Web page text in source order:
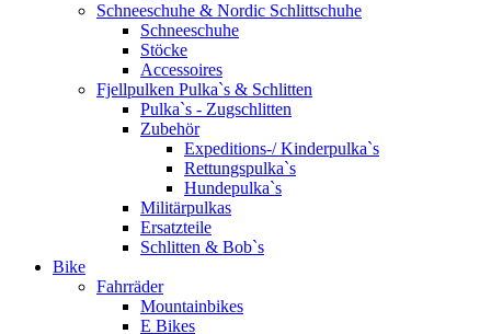
Schneeschuhe & Nordic Schlittschuhe
Schneeschuhe
Stöcke
Accessoires
Fjellpulken Pulka`s & Schlitten
Pulka`s - Zugschlitten
Zubehör
Expeditions-/ Kinderpulka`s
Rettungspulka`s
Hundepulka`s
Militärpulkas
Ersatzteile
Schlitten & Bob`s
Bike
Fahrräder
Mountainbikes
E Bikes